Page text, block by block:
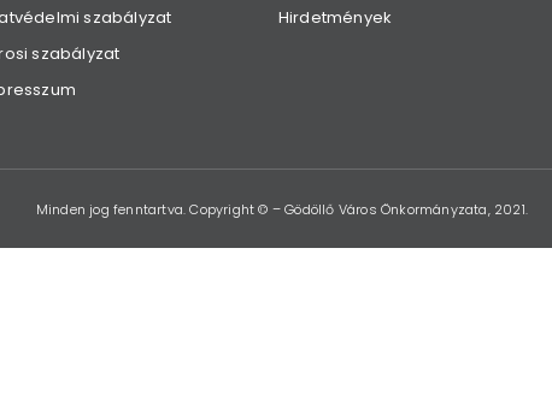
szabályzat
szabályzat
Hirdetmények
Minden jog fenntartva. Copyright © – Gödöllő Város Önkormányzata, 2021.